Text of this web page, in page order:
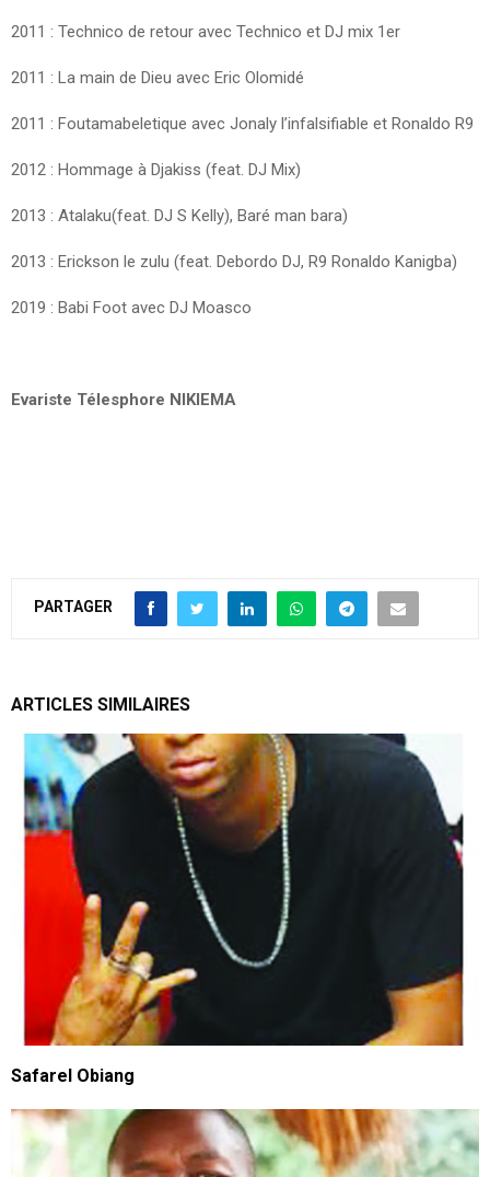
2011 : Technico de retour avec Technico et DJ mix 1er
2011 : La main de Dieu avec Eric Olomidé
2011 : Foutamabeletique avec Jonaly l’infalsifiable et Ronaldo R9
2012 : Hommage à Djakiss (feat. DJ Mix)
2013 : Atalaku(feat. DJ S Kelly), Baré man bara)
2013 : Erickson le zulu (feat. Debordo DJ, R9 Ronaldo Kanigba)
2019 : Babi Foot avec DJ Moasco
Evariste Télesphore NIKIEMA
PARTAGER
ARTICLES SIMILAIRES
Safarel Obiang